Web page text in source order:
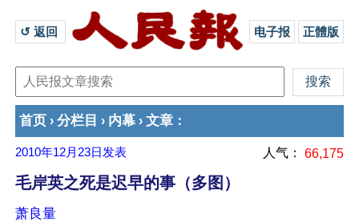
↺ 返回 电子报 正體版
首页 › 分栏目 › 内幕 › 文章 ：
2010年12月23日 发表 人气： 66,175
毛岸英之死是迟早的事（多图）
萧良量